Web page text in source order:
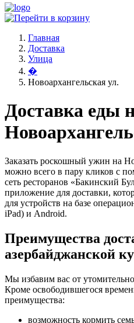
Главная
Доставка
Улица
�
Новоархангельская ул.
Доставка еды
Заказать роскошный ужин на
можно всего в пару кликов с
сеть ресторанов «Бакинский
приложение для доставки,
для устройств на базе
iPad) и Android.
Преимущества
азербайджанской
Мы избавим вас от
Кроме освободившегося
преимущества:
возможность кормить